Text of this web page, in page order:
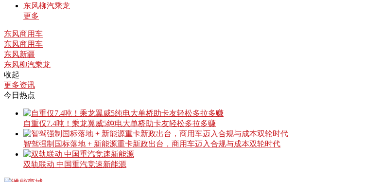
东风柳汽乘龙
更多
东风商用车
东风商用车
东风新疆
东风柳汽乘龙
收起
更多资讯
今日热点
自重仅7.4吨！乘龙翼威5纯电大单桥助卡友轻松多拉多赚
智驾强制国标落地 + 新能源重卡新政出台，商用车迈入合规与成本双轮时代
双轨联动 中国重汽竞速新能源